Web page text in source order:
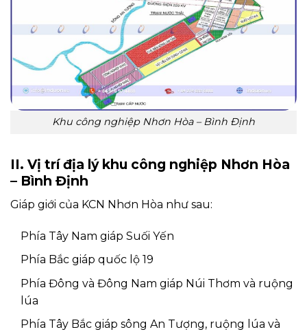
Khu công nghiệp Nhơn Hòa – Bình Định
II. Vị trí địa lý khu công nghiệp Nhơn Hòa
– Bình Định
Giáp giới của KCN Nhơn Hòa như sau:
Phía Tây Nam giáp Suối Yến
Phía Bắc giáp quốc lộ 19
Phía Đông và Đông Nam giáp Núi Thơm và ruộng
lúa
Phía Tây Bắc giáp sông An Tượng, ruộng lúa và